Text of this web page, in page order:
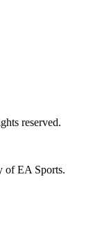
reserved.
of EA Sports.